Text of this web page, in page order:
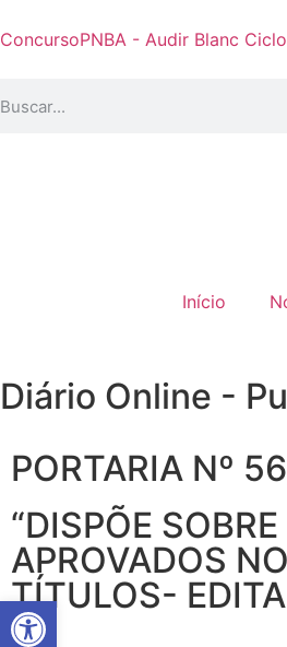
ConcursoPNBA - Audir Blanc
Início
Diário Online -
PORTARIA Nº
“DISPÕE
APROVADOS
TÍTULOS-
Abrir a barra de ferramentas